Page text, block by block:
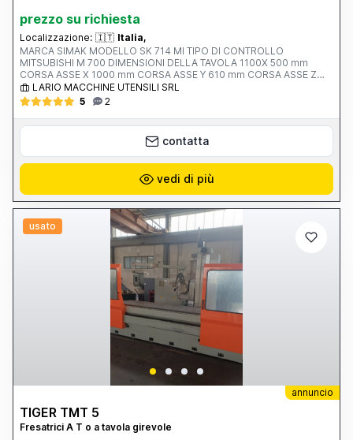
prezzo su richiesta
Localizzazione: 🇮🇹 Italia,
MARCA SIMAK MODELLO SK 714 MI TIPO DI CONTROLLO
MITSUBISHI M 700 DIMENSIONI DELLA TAVOLA 1100X 500 mm
CORSA ASSE X 1000 mm CORSA ASSE Y 610 mm CORSA ASSE Z
550 mm AVANZAMENTO RAPIDO ASSI X-Y-Z ATTACCO MANDRINO
POTENZA MOTORE MANDRINO 10.0000 rpm ANNO V MACCHINA
CE 2012 INGOMBRI 2100x2400x2500 mm PESO 5500 kg
ACCESSORI NOTE ALTA PRESSIONE 20 BAR
LARIO MACCHINE UTENSILI SRL
5
2
contatta
vedi di più
usato
annuncio
TIGER TMT 5
Fresatrici A T o a tavola girevole